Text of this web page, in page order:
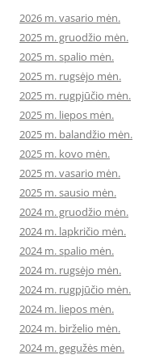
2026 m. vasario mėn.
2025 m. gruodžio mėn.
2025 m. spalio mėn.
2025 m. rugsėjo mėn.
2025 m. rugpjūčio mėn.
2025 m. liepos mėn.
2025 m. balandžio mėn.
2025 m. kovo mėn.
2025 m. vasario mėn.
2025 m. sausio mėn.
2024 m. gruodžio mėn.
2024 m. lapkričio mėn.
2024 m. spalio mėn.
2024 m. rugsėjo mėn.
2024 m. rugpjūčio mėn.
2024 m. liepos mėn.
2024 m. birželio mėn.
2024 m. gegužės mėn.